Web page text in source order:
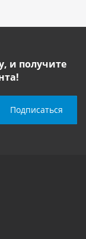
и получите